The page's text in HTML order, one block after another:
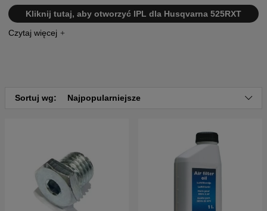
Kliknij tutaj, aby otworzyć IPL dla Husqvarna 525RXT
II
Sortuj wg: Najpopularniejsze